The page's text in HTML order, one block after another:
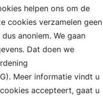
helpen ons om de
cookies verzamelen geen
anoniem. We gaan
Dat doen we
Meer informatie vindt u
accepteert, gaat u
Servicenormen